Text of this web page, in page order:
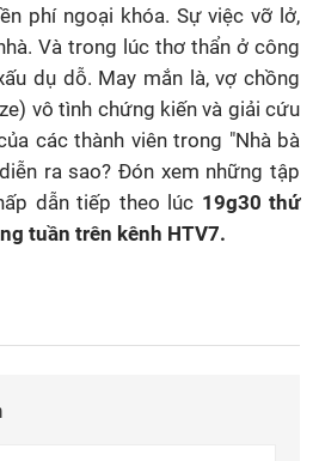
phí ngoại khóa. Sự việc vỡ lở,
Và trong lúc thơ thẩn ở công
dụ dỗ. May mắn là, vợ chồng
vô tình chứng kiến và giải cứu
các thành viên trong "Nhà bà
ra sao? Đón xem những tập
dẫn tiếp theo lúc 19g30 thứ
tuần trên kênh HTV7.